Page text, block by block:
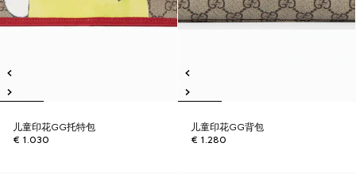
儿童印花GG托特包
€ 1.030
儿童印花GG背包
€ 1.280